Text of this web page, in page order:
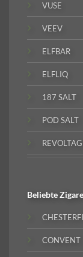
VUSE
VEEV
ELFBAR
ELFLIQ
187 SALT
POD SALT
Beliebte
CONVENT